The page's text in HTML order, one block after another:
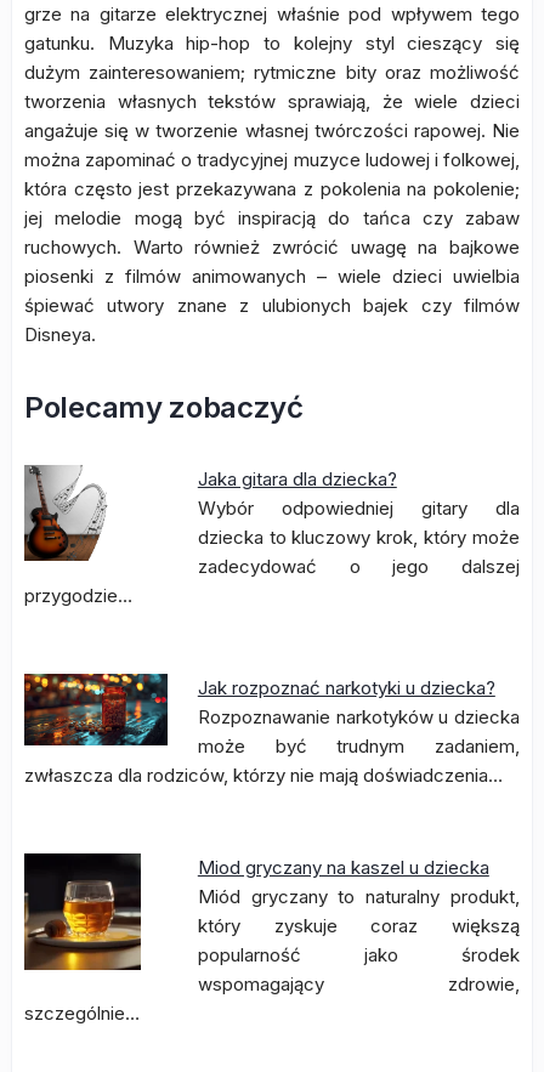
grze na gitarze elektrycznej właśnie pod wpływem tego
gatunku. Muzyka hip-hop to kolejny styl cieszący się
dużym zainteresowaniem; rytmiczne bity oraz możliwość
tworzenia własnych tekstów sprawiają, że wiele dzieci
angażuje się w tworzenie własnej twórczości rapowej. Nie
można zapominać o tradycyjnej muzyce ludowej i folkowej,
która często jest przekazywana z pokolenia na pokolenie;
jej melodie mogą być inspiracją do tańca czy zabaw
ruchowych. Warto również zwrócić uwagę na bajkowe
piosenki z filmów animowanych – wiele dzieci uwielbia
śpiewać utwory znane z ulubionych bajek czy filmów
Disneya.
Polecamy zobaczyć
Jaka gitara dla dziecka?
Wybór odpowiedniej gitary dla
dziecka to kluczowy krok, który może
zadecydować o jego dalszej
przygodzie…
Jak rozpoznać narkotyki u dziecka?
Rozpoznawanie narkotyków u dziecka
może być trudnym zadaniem,
zwłaszcza dla rodziców, którzy nie mają doświadczenia…
Miod gryczany na kaszel u dziecka
Miód gryczany to naturalny produkt,
który zyskuje coraz większą
popularność jako środek
wspomagający zdrowie,
szczególnie…